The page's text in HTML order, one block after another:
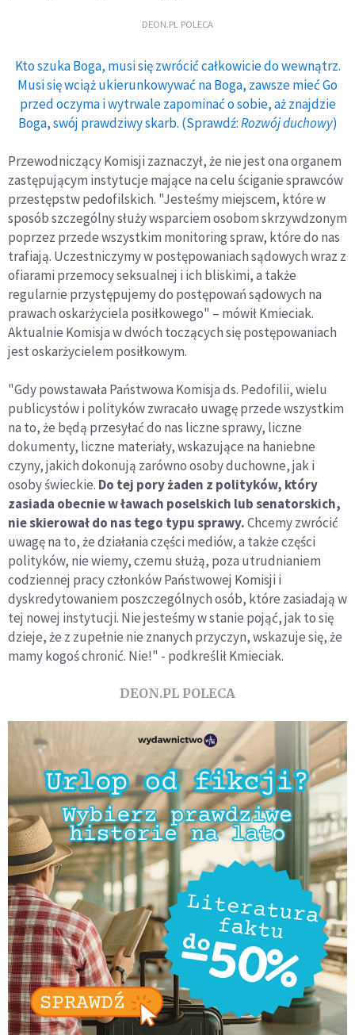
DEON.PL POLECA
Kto szuka Boga, musi się zwrócić całkowicie do wewnątrz.
Musi się wciąż ukierunkowywać na Boga, zawsze mieć Go
przed oczyma i wytrwale zapominać o sobie, aż znajdzie
Boga, swój prawdziwy skarb. (Sprawdź:Rozwój duchowy)
Przewodniczący Komisji zaznaczył, że nie jest ona organem
zastępującym instytucje mające na celu ściganie sprawców
przestępstw pedofilskich. "Jesteśmy miejscem, które w
sposób szczególny służy wsparciem osobom skrzywdzonym
poprzez przede wszystkim monitoring spraw, które do nas
trafiają. Uczestniczymy w postępowaniach sądowych wraz z
ofiarami przemocy seksualnej i ich bliskimi, a także
regularnie przystępujemy do postępowań sądowych na
prawach oskarżyciela posiłkowego" – mówił Kmieciak.
Aktualnie Komisja w dwóch toczących się postępowaniach
jest oskarżycielem posiłkowym.
"Gdy powstawała Państwowa Komisja ds. Pedofilii, wielu
publicystów i polityków zwracało uwagę przede wszystkim
na to, że będą przesyłać do nas liczne sprawy, liczne
dokumenty, liczne materiały, wskazujące na haniebne
czyny, jakich dokonują zarówno osoby duchowne, jak i
osoby świeckie. Do tej pory żaden z polityków, który
zasiada obecnie w ławach poselskich lub senatorskich,
nie skierował do nas tego typu sprawy.Chcemy zwrócić
uwagę na to, że działania części mediów, a także części
polityków, nie wiemy, czemu służą, poza utrudnianiem
codziennej pracy członków Państwowej Komisji i
dyskredytowaniem poszczególnych osób, które zasiadają w
tej nowej instytucji. Nie jesteśmy w stanie pojąć, jak to się
dzieje, że z zupełnie nie znanych przyczyn, wskazuje się, że
mamy kogoś chronić. Nie!" - podkreślił Kmieciak.
DEON.PL POLECA